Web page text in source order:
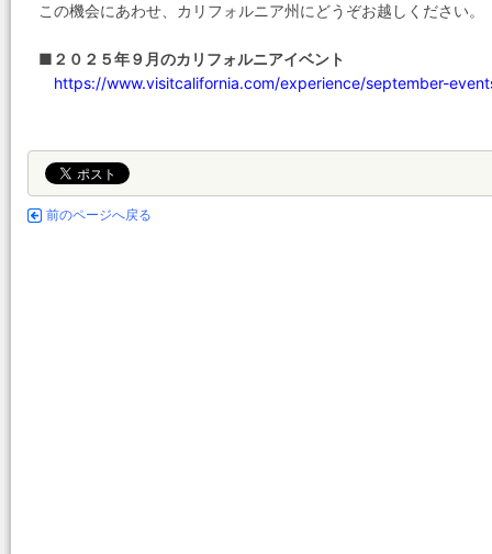
この機会にあわせ、カリフォルニア州にどうぞお越しください。
■２０２５年９月のカリフォルニアイベント
https://www.visitcalifornia.com/experience/september-
前のページへ戻る